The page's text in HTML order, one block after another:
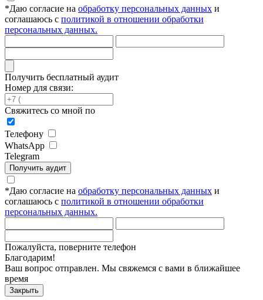
*Даю согласие на обработку персональных данных и
соглашаюсь с политикой в отношении обработки
персональных данных.
Получить бесплатный аудит
Номер для связи:
Свяжитесь со мной по
Телефону
WhatsApp
Telegram
Получить аудит
*Даю согласие на обработку персональных данных и
соглашаюсь с политикой в отношении обработки
персональных данных.
Пожалуйста, поверните телефон
Благодарим!
Ваш вопрос отправлен. Мы свяжемся с вами в ближайшее
время
Закрыть